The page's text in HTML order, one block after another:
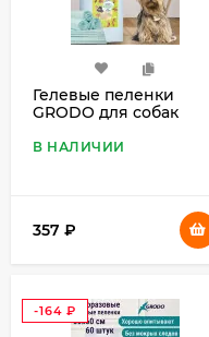
Гелевые пеленки
GRODO для собак
10 шт.
В НАЛИЧИИ
357 ₽
-164 ₽